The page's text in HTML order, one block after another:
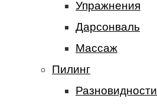
Упражнения
Дарсонваль
Массаж
Пилинг
Разновидности